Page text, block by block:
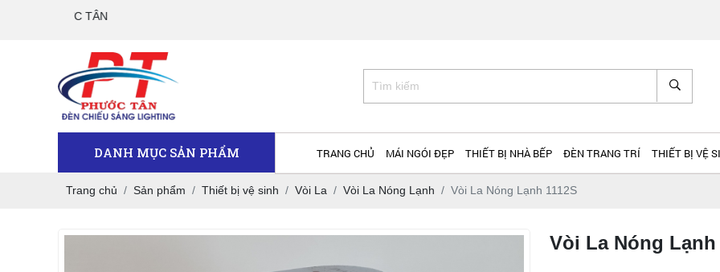
DANH MỤC SẢN PHẨM TRANG CHỦ MÁI NGÓI ĐẸP THIẾT BỊ NHÀ BẾP ĐÈN TRANG TRÍ THIẾT BỊ VỆ
Trang chủ Sản phẩm Thiết bị vệ sinh Vòi La Vòi La Nóng Lạnh Vòi La Nóng Lạnh 1112S
Vòi La Nóng Lạnh